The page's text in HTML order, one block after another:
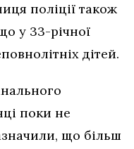
поліції також
у 33-річної
дітей.
поки не
що більш